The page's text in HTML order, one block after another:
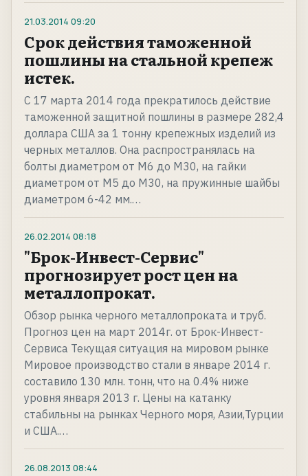
21.03.2014 09:20
Срок действия таможенной
пошлины на стальной крепеж
истек.
С 17 марта 2014 года прекратилось действие
таможенной защитной пошлины в размере 282,4
доллара США за 1 тонну крепежных изделий из
черных металлов. Она распространялась на
болты диаметром от М6 до М30, на гайки
диаметром от М5 до М30, на пружинные шайбы
диаметром 6-42 мм.…
26.02.2014 08:18
"Брок-Инвест-Сервис"
прогнозирует рост цен на
металлопрокат.
Обзор рынка черного металлопроката и труб.
Прогноз цен на март 2014г. от Брок-Инвест-
Сервиса Текущая ситуация на мировом рынке
Мировое производство стали в январе 2014 г.
составило 130 млн. тонн, что на 0.4% ниже
уровня января 2013 г. Цены на катанку
стабильны на рынках Черного моря, Азии,Турции
и США.…
26.08.2013 08:44